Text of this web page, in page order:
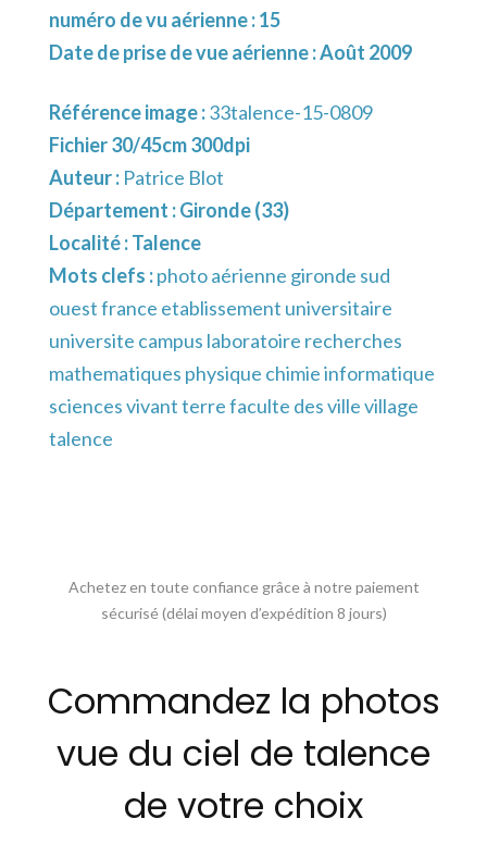
numéro de vu aérienne : 15
Date de prise de vue aérienne : Août 2009
Référence image :33talence-15-0809
Fichier 30/45cm 300dpi
Auteur : Patrice Blot
Département :Gironde (33)
Localité :Talence
Mots clefs :photo aérienne gironde sud
ouest france etablissement universitaire
universite campus laboratoire recherches
mathematiques physique chimie informatique
sciences vivant terre faculte des ville village
talence
Achetez en toute confiance grâce à notre paiement
sécurisé (délai moyen d’expédition 8 jours)
Commandez la photos
vue du ciel de talence
de votre choix